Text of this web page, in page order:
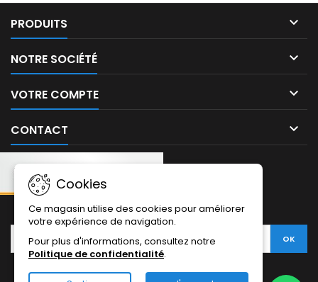
PRODUITS 
NOTRE SOCIÉTÉ 
VOTRE COMPTE 
CONTACT 
Cookies
Ce magasin utilise des cookies pour améliorer
votre expérience de navigation.
Pour plus d'informations, consultez notre
Politique de confidentialité.
NEWSLETTER: